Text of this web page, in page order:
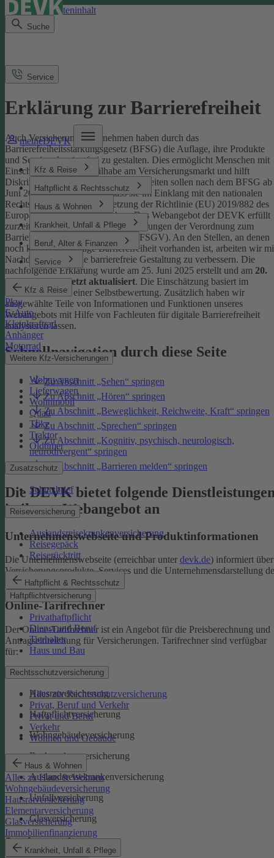
Direkt zum Seiteninhalt
Suche
meineDEVK
Kfz & Reise
Haftpflicht & Rechtsschutz
Haus & Wohnen
Krankheit, Unfall & Pflege
Beruf, Alter & Finanzen
Service
Kfz & Reise
Pkw
E-Auto
Kleinkraftrad
Anhänger
Motorrad
Weitere Kfz-Versicherungen
Wohnwagen
Lieferwagen
Wohnmobil
Quad
Trike
Traktor
Oldtimer
Zusatzschutz
Schutzbrief
Reiseversicherung
Auslandsreisekrankenversicherung
Reisegepäck
Reiserücktritt
Haftpflicht & Rechtsschutz
Haftpflichtversicherung
Privathaftpflicht
Dienst und Beruf
Tierhalter
Haus und Bau
Rechtsschutzversicherung
Alles zur Rechtsschutzversicherung
Privat, Beruf und Verkehr
Privat und Beruf
Verkehr
Wohnen und Gebäude
Haus & Wohnen
Alles zu Haus & Wohnen
Wohngebäudeversicherung
Hausratversicherung
Elementarversicherung
Glasversicherung
Immobilienfinanzierung
Krankheit, Unfall & Pflege
Service
Erklärung zur Barrierefreiheit
Auch Versicherungsunternehmen haben durch das
Barrierefreiheitsstärkungsgesetz (BFSG) die Auflage, ihre Produkte
und Services barrierefrei zu gestalten. Dies ermöglicht Menschen mit
Einschränkungen die Teilhabe am Versicherungsmarkt und hilft
Diskriminierung abzubauen. Internetseiten sollen nach dem BFSG ab
Juni 2025 so gestaltet sein, dass sie im Einklang mit den nationalen
Rechtsvorschriften zur Umsetzung der Richtlinie (EU) 2019/882 des
Europäischen Parlaments stehen.Das Webangebot der DEVK erfüllt
zurzeit nicht vollständig die Anforderungen der Verordnung zum
Barrierefreiheitsstärkungsgesetz (BFSGV). An den Stellen, an denen
noch keine vollständige Barrierefreiheit vorhanden ist, arbeiten wir
Nachdruck daran, die barrierefreie Gestaltung zu verbessern. Die
nachfolgende Erklärung wurde am 25. Juni 2025 erstellt und am 20.
Januar 2026 zuletzt aktualisiert. Die Einschätzung basiert im
Wesentlichen auf einer Selbstbewertung. Zusätzlich haben wir
ausgewählte Teile von Informationen und Funktionen unseres
Webangebots mit Hilfe von Fachleuten für digitale Barrierefreiheit
analysieren lassen.
Schnellnavigation durch diese Seite
Zu Abschnitt „Sehen“ springen
Zu Abschnitt „Hören“ springen
Zu Abschnitt „Beweglichkeit, Reichweite, Kraft“ springen
Zu Abschnitt „Sprechen“ springen
Zu Abschnitt „Kognitiv, psychisch, neurologisch,
neurodivergent“ springen
Zu Abschnitt „Barrieren melden“ springen
Die DEVK bietet folgende
in ihrem Webangebot an
Unternehmenswebseite und Produktinformationen
Die Unternehmenswebseite (erreichbar unter devk.de) informiert über
Versicherungsprodukte, Services und die Unternehmensdarstellung
DEVK.
Online-Tarifrechner
Der Online-Tarifrechner ist ein Angebot für die Preisberechnung und
Antragseinreichung für Versicherungen. Tarifrechner sind verfügbar
für:
Kfz-Versicherungen
Hausratversicherung
Haftpflichtversicherung
Wohngebäudeversicherung
Rechtsschutzversicherung
Auslandsreisekrankenversicherung
Unfallversicherung
Glasversicherung
Serviceportal